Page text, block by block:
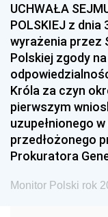
1996
1993
1990
1987
1984
1981
1978
1975
UCHWAŁA
POLSKIEJ z
wyrażenia przez
Polskiej zgody
Króla za czyn
pierwszym
uzupełnionego
przedłożonego
Prokuratora
Monitor Polski rok